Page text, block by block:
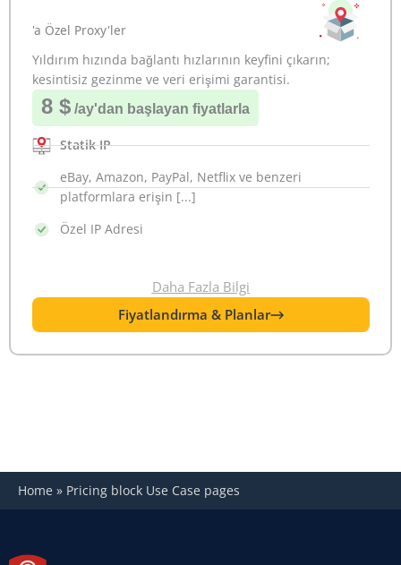
'a Özel Proxy'ler
Yıldırım hızında bağlantı hızlarının keyfini çıkarın;
kesintisiz gezinme ve veri erişimi garantisi.
8 $ /ay'dan başlayan fiyatlarla
Statik IP
eBay, Amazon, PayPal, Netflix ve benzeri
platformlara erişin [...]
Özel IP Adresi
Daha Fazla Bilgi
Fiyatlandırma & Planlar
Home » Pricing block Use Case pages